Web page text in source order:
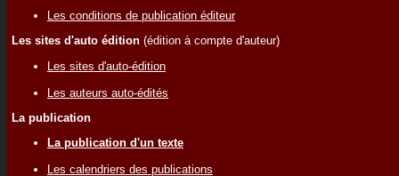
Les conditions de publication éditeur
Les sites d'auto édition (édition à compte d'auteur)
Les sites d'auto-édition
Les auteurs auto-édités
La publication
La publication d'un texte
Les calendriers des publications